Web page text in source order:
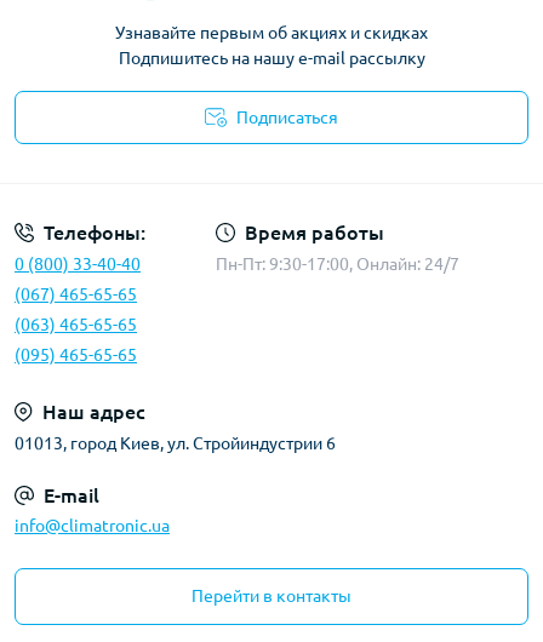
Узнавайте первым об акциях и скидках
Подпишитесь на нашу e-mail рассылку
Подписаться
Телефоны:
0 (800) 33-40-40
(067) 465-65-65
(063) 465-65-65
(095) 465-65-65
Время работы
Пн-Пт: 9:30-17:00, Онлайн: 24/7
Наш адрес
01013, город Киев, ул. Стройиндустрии 6
E-mail
info@climatronic.ua
Перейти в контакты